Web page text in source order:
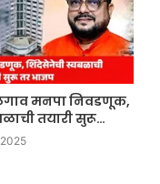
मनपा निवडणूक,
तयारी सुरू…